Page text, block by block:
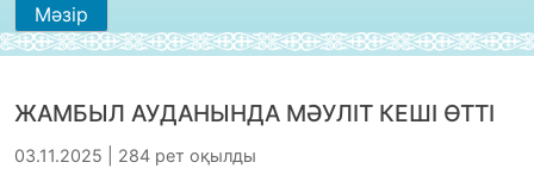
Мәзір
ЖАМБЫЛ АУДАНЫНДА МӘУЛІТ КЕШІ ӨТТІ
03.11.2025 | 284 рет оқылды